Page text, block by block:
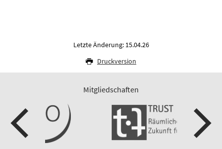
Letzte Änderung: 15.04.26
Druckversion
Mitgliedschaften